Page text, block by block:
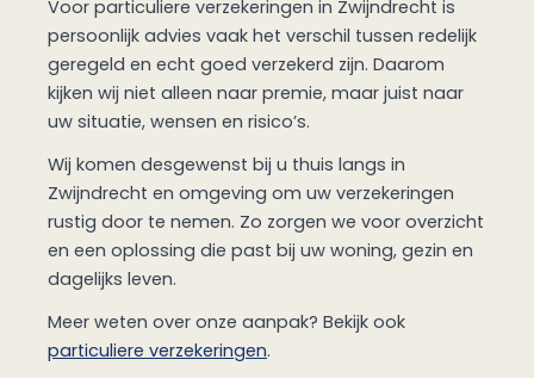
Voor particuliere verzekeringen in Zwijndrecht is
persoonlijk advies vaak het verschil tussen redelijk
geregeld en echt goed verzekerd zijn. Daarom
kijken wij niet alleen naar premie, maar juist naar
uw situatie, wensen en risico’s.
Wij komen desgewenst bij u thuis langs in
Zwijndrecht en omgeving om uw verzekeringen
rustig door te nemen. Zo zorgen we voor overzicht
en een oplossing die past bij uw woning, gezin en
dagelijks leven.
Meer weten over onze aanpak? Bekijk ook
particuliere verzekeringen.